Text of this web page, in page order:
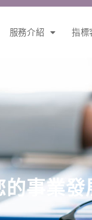
服務介紹 指標
事業發